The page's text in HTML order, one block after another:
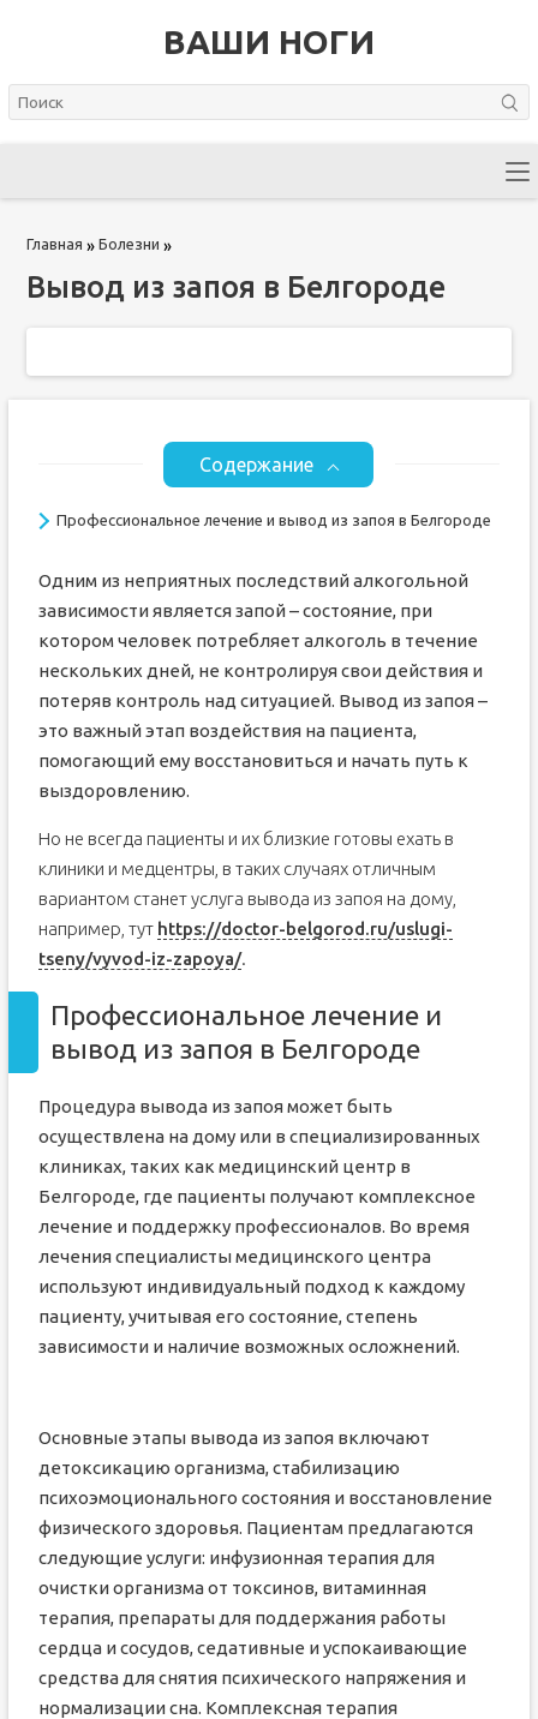
ВАШИ НОГИ
Главная » Болезни »
Вывод из запоя в Белгороде
Содержание
Профессиональное лечение и вывод из запоя в Белгороде
Одним из неприятных последствий алкогольной
зависимости является запой – состояние, при
котором человек потребляет алкоголь в течение
нескольких дней, не контролируя свои действия и
потеряв контроль над ситуацией. Вывод из запоя –
это важный этап воздействия на пациента,
помогающий ему восстановиться и начать путь к
выздоровлению.
Но не всегда пациенты и их близкие готовы ехать в
клиники и медцентры, в таких случаях отличным
вариантом станет услуга вывода из запоя на дому,
например, тут https://doctor-belgorod.ru/uslugi-
tseny/vyvod-iz-zapoya/.
Профессиональное лечение и
вывод из запоя в Белгороде
Процедура вывода из запоя может быть
осуществлена на дому или в специализированных
клиниках, таких как медицинский центр в
Белгороде, где пациенты получают комплексное
лечение и поддержку профессионалов. Во время
лечения специалисты медицинского центра
используют индивидуальный подход к каждому
пациенту, учитывая его состояние, степень
зависимости и наличие возможных осложнений.
Основные этапы вывода из запоя включают
детоксикацию организма, стабилизацию
психоэмоционального состояния и восстановление
физического здоровья. Пациентам предлагаются
следующие услуги: инфузионная терапия для
очистки организма от токсинов, витаминная
терапия, препараты для поддержания работы
сердца и сосудов, седативные и успокаивающие
средства для снятия психического напряжения и
нормализации сна. Комплексная терапия